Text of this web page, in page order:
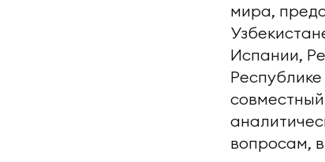
мира,
Испании,
вопросам,